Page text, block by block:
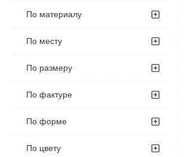
По материалу
По месту
По размеру
По фактуре
По форме
По цвету